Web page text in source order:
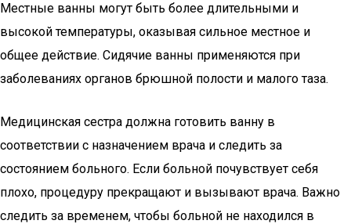
Местные ванны могут быть более длительными и
высокой температуры, оказывая сильное местное и
общее действие. Сидячие ванны применяются при
заболеваниях органов брюшной полости и малого таза.
Медицинская сестра должна готовить ванну в
соответствии с назначением врача и следить за
состоянием больного. Если больной почувствует себя
плохо, процедуру прекращают и вызывают врача. Важно
следить за временем, чтобы больной не находился в